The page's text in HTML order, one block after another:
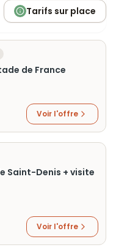
Tarifs sur place
de France
Voir l'offre
Saint-Denis + visite
Voir l'offre